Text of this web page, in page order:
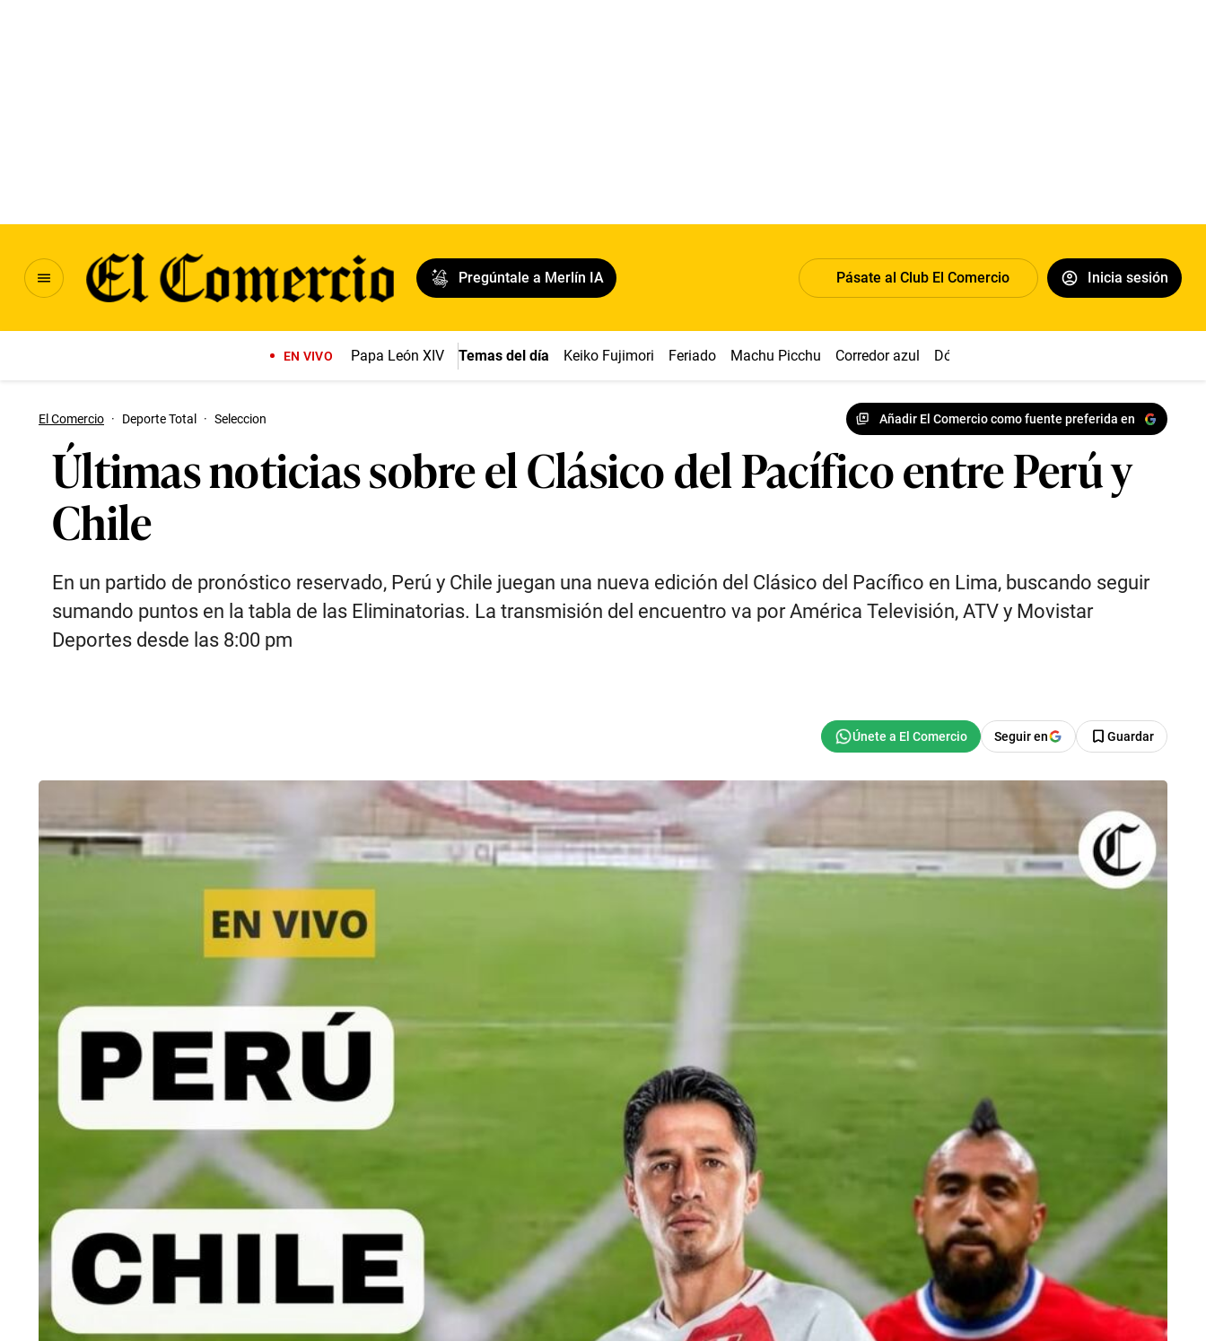
Pregúntale a Merlín IA Pásate al Club El Comercio Inicia sesión
EN VIVO Papa León XIV Temas del día Keiko Fujimori Feriado Machu Picchu Corredor azul Dólar
El Comercio · Deporte Total · Seleccion Añadir El Comercio como fuente preferida en
Últimas noticias sobre el Clásico del Pacífico entre Perú y
Chile
En un partido de pronóstico reservado, Perú y Chile juegan una nueva edición del Clásico del Pacífico en Lima, buscando seguir
sumando puntos en la tabla de las Eliminatorias. La transmisión del encuentro va por América Televisión, ATV y Movistar
Deportes desde las 8:00 pm
Seguir en Guardar